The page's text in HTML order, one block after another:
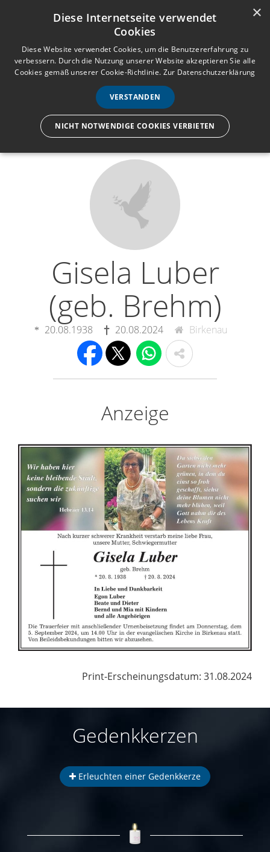
Anmelden Registrieren
e
n
ü
Wir lassen nur die Hand los,
Gisela Luber
(geb. Brehm)
20.08.1938 20.08.2024 Birkenau
Anzeige
Print-Erscheinungsdatum: 31.08.2024
Gedenkkerzen
Erleuchten einer Gedenkkerze
×
Diese Internetseite verwendet
Cookies
Diese Website verwendet Cookies, um die Benutzererfahrung zu
verbessern. Durch die Nutzung unserer Website akzeptieren Sie alle
Cookies gemäß unserer Cookie-Richtlinie. Zur Datenschutzerklärung
VERSTANDEN
NICHT NOTWENDIGE COOKIES VERBIETEN